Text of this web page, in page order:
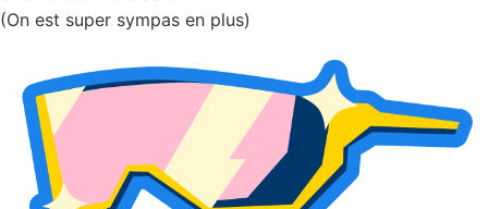
(On est super sympas en plus)